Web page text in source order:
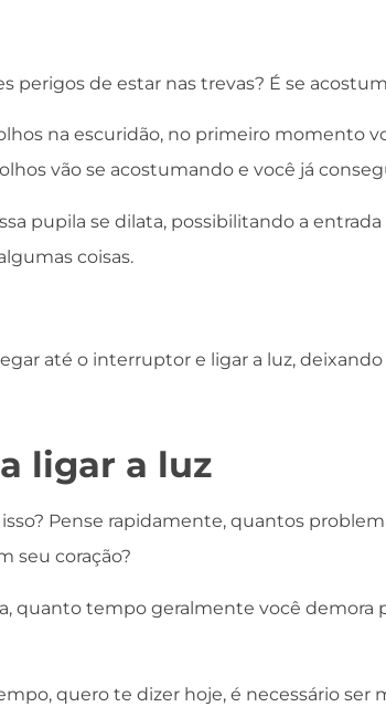
perigos de estar nas trevas? É se
na escuridão, no primeiro momento
vão se acostumando e você já
pupila se dilata, possibilitando a
coisas.
até o interruptor e ligar a luz, deixando
ligar a luz
Pense rapidamente, quantos
seu coração?
quanto tempo geralmente você demora
quero te dizer hoje, é necessário ser